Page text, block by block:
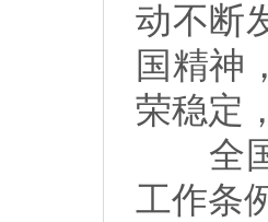
动不断
国精神
荣稳定
全国
工作条